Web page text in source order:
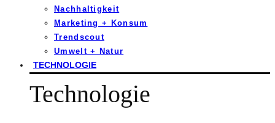
Nachhaltigkeit
Marketing + Konsum
Trendscout
Umwelt + Natur
TECHNOLOGIE
Technologie